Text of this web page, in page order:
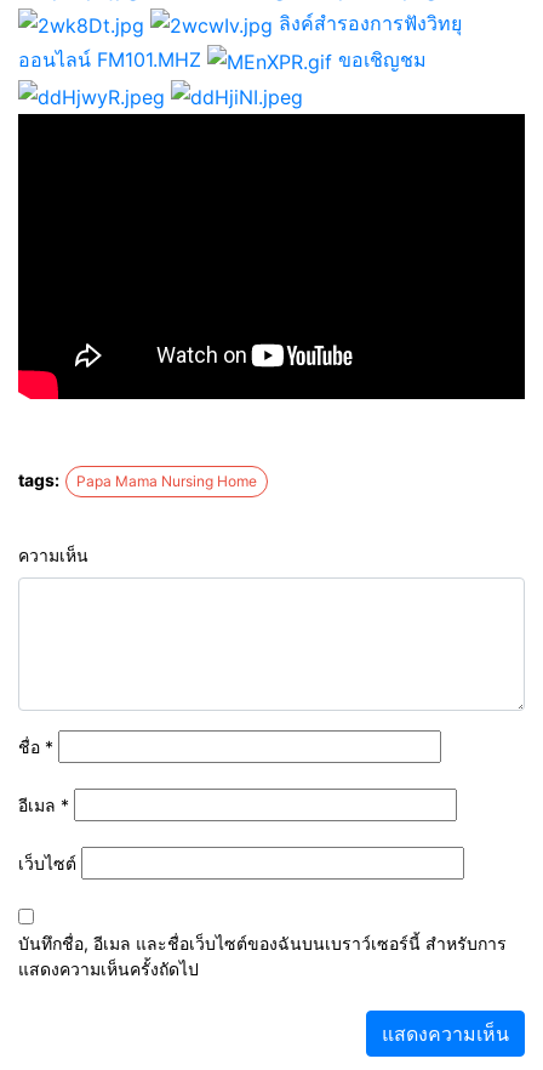
ลิงค์สำรองการฟังวิทยุ
ออนไลน์ FM101.MHZ
ขอเชิญชม
tags: Papa Mama Nursing Home
ความเห็น
ชื่อ *
อีเมล *
เว็บไซต์
บันทึกชื่อ, อีเมล และชื่อเว็บไซต์ของฉันบนเบราว์เซอร์นี้ สำหรับการ
แสดงความเห็นครั้งถัดไป